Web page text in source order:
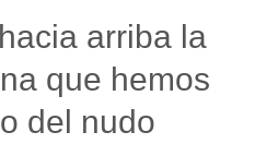
arriba la
que hemos
del nudo